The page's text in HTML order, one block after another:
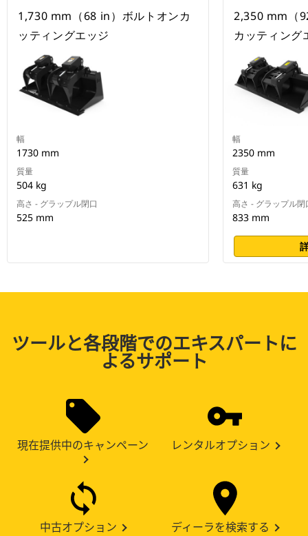
1,730 mm（68 in）ボルトオンカ
ッティングエッジ
幅
1730 mm
質量
504 kg
高さ - グラップル閉口
525 mm
2,350 mm（
カッティング
幅
2350 mm
質量
631 kg
高さ - グラップル閉
833 mm
ツールと各段階でのエキスパートに
よるサポート
現在提供中のキャンペーン レンタルオプション
中古オプション ディーラを検索する